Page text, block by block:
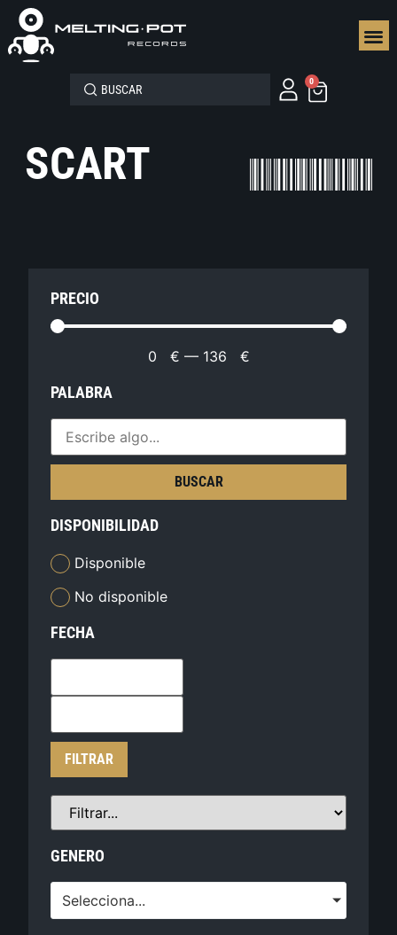
0
SCART
PRECIO
0 € — 136 €
PALABRA
BUSCAR
DISPONIBILIDAD
Disponible
No disponible
FECHA
FILTRAR
GENERO
Selecciona...